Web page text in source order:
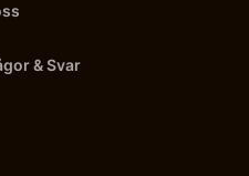
& Svar